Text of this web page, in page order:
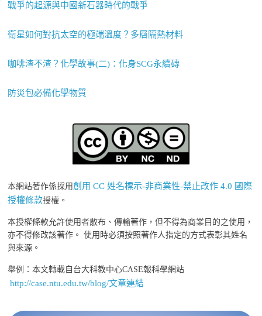
戰爭的起源與中國新石器時代的戰爭
衛星如何對抗太空的極端溫度？多層隔熱材料
咖啡渣不渣？化學故事(二)：化身SCG永續磚
防災包必備化學物質
本網站著作係採用創用 CC 姓名標示-非商業性-禁止改作 4.0 國際
授權條款授權。
本授權條款允許使用者散布、傳輸著作，但不得為商業目的之使用，
亦不得修改該著作。 使用時必須按照著作人指定的方式表彰其姓名
與來源。
舉例：本文轉載自台大科教中心CASE報科學網站
http://case.ntu.edu.tw/blog/文章連結